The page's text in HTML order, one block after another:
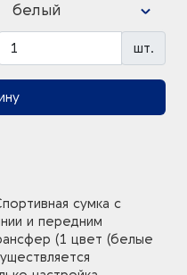
белый
шт.
сумка с
и передним
(1 цвет (белые